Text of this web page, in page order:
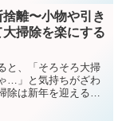
の生活では、無駄を
す...
離〜小物や引き
掃除を楽にする
と、「そろそろ大掃
…」と気持ちがざわ
除は新年を迎えるた